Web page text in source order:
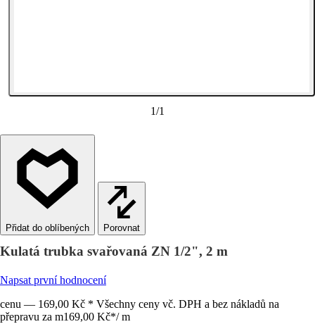
1/1
Porovnat
Kulatá trubka svařovaná ZN 1/2", 2 m
Napsat první hodnocení
cenu — 169,00 Kč * Všechny ceny vč. DPH a bez nákladů na
přepravu za m169,00 Kč*/ m